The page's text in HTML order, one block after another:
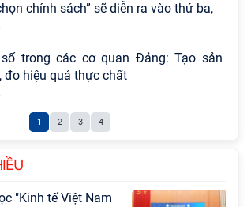
chính sách” sẽ diễn ra vào thứ ba,
trong các cơ quan Đảng: Tạo sản
đo hiệu quả thực chất
1 2 3 4
quan trọng của
Quốc và Đảng
chủ nghĩa xã hội
Viện Hàn lâm
Việt Nam làm việc
các Chương trình
"Kinh tế Việt Nam